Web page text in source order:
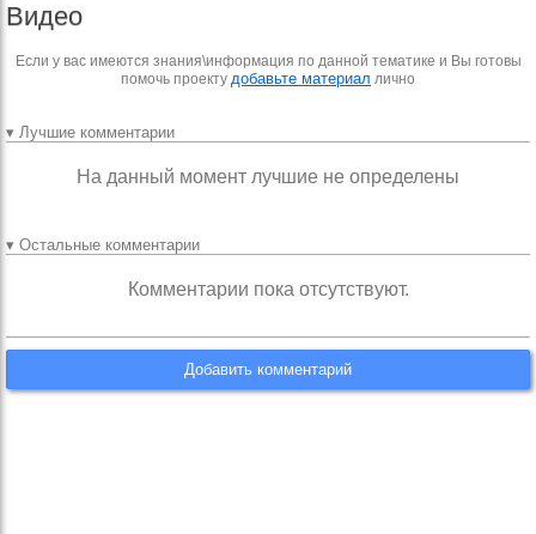
Видео
Если у вас имеются знания\информация по данной тематике и Вы готовы
помочь проекту добавьте материал лично
▾ Лучшие комментарии
На данный момент лучшие не определены
▾ Остальные комментарии
Комментарии пока отсутствуют.
Добавить комментарий